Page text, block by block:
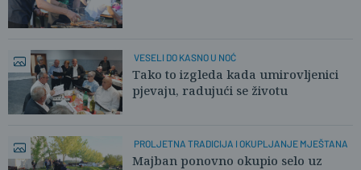
VESELI DO KASNO U NOĆ
Tako to izgleda kada umirovljenici
pjevaju, radujući se životu
PROLJETNA TRADICIJA I OKUPLJANJE MJEŠTANA
Majban ponovno okupio selo uz